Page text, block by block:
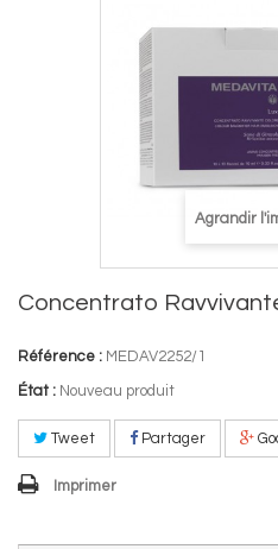
Agrandir
Concentrato
Référence : MEDAV2252/1
État : Nouveau produit
Tweet Partager
Imprimer